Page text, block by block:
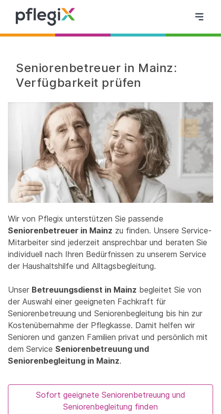
Seniorenbetreuer in Mainz:
Verfügbarkeit prüfen
Wir von Pflegix unterstützen Sie passende
Seniorenbetreuer in Mainz zu finden. Unsere Service-
Mitarbeiter sind jederzeit ansprechbar und beraten Sie
individuell nach Ihren Bedürfnissen zu unserem Service
der Haushaltshilfe und Alltagsbegleitung.
Unser Betreuungsdienst in Mainz begleitet Sie von
der Auswahl einer geeigneten Fachkraft für
Seniorenbetreuung und Seniorenbegleitung bis hin zur
Kostenübernahme der Pflegkasse. Damit helfen wir
Senioren und ganzen Familien privat und persönlich mit
dem Service Seniorenbetreuung und
Seniorenbegleitung in Mainz.
Sofort geeignete Seniorenbetreuung und
Seniorenbegleitung finden